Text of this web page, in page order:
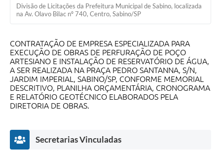
Divisão de Licitações da Prefeitura Municipal de Sabino, localizada
na Av. Olavo Bilac nº 740, Centro, Sabino/SP
CONTRATAÇÃO DE EMPRESA ESPECIALIZADA PARA
EXECUÇÃO DE OBRAS DE PERFURAÇÃO DE POÇO
ARTESIANO E INSTALAÇÃO DE RESERVATÓRIO DE ÁGUA,
A SER REALIZADA NA PRAÇA PEDRO SANTANNA, S/N,
JARDIM IMPERIAL, SABINO/SP, CONFORME MEMORIAL
DESCRITIVO, PLANILHA ORÇAMENTÁRIA, CRONOGRAMA
E RELATÓRIO GEOTÉCNICO ELABORADOS PELA
DIRETORIA DE OBRAS.
Secretarias Vinculadas